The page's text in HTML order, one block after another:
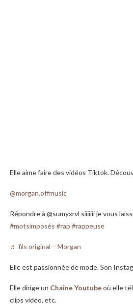
Elle aime faire des vidéos Tiktok.
@morgan.offmusic
Répondre à @sumyxrvl siiiiiii je vous
#motsimposés #rap #rappeuse
♬ fils original – Morgan
Elle est passionnée de mode. Son
Elle dirige un Chaîne Youtubeoù elle
clips vidéo, etc.